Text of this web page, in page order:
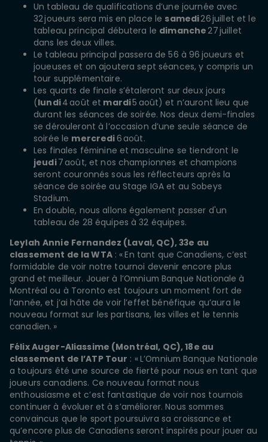
Un tableau de qualifications d’une journée avec
32 joueurs sera mis en place le samedi26 juillet et le
tableau principal débutera le dimanche27 juillet
dans les deux villes.
Le tableau principal passera de 56 à 96 joueurs et
joueuses et on ajoutera sept séances, y compris un
tour supplémentaire.
Les quarts de finale s’étaleront sur deux jours
(lundi4 août et mardi5 août) et n’auront lieu que
durant les séances de soirée. Nos deux demi-finales
se dérouleront à l’occasion d’une seule séance de
soirée le mercredi6 août.
Les finales féminine et masculine se tiendront le
jeudi7 août, et nos championnes et champions
seront couronnés sous les réflecteurs après la
séance de soirée au Stage IGA et au Sobeys
Stadium.
En double, nous allons également passer d'un
tableau de 28 équipes à 32 équipes.
Leylah Annie Fernandez (Laval, QC), 33e au
classement de la WTA: « En tant que Canadiens, c’est
formidable de voir notre tournoi devenir encore plus
grand et meilleur. Jouer à l’Omnium Banque Nationale à
Montréal ou à Toronto est toujours un moment fort de
l’année, et j’ai hâte de voir l’effet bénéfique qu’aura le
nouveau format sur les partisans, les villes et le tennis
canadien. »
Félix Auger-Aliassime (Montréal, QC), 18e au
classement de l’ATP Tour : « L’Omnium Banque Nationale
a toujours été une source de fierté pour nous en tant que
joueurs canadiens. Ce nouveau format nous
enthousiasme et c’est fantastique de voir nos tournois
continuer à évoluer et à s’améliorer. Nous sommes
convaincus que le sport poursuivra sa croissance et
qu’encore plus de Canadiens seront inspirés pour jouer au